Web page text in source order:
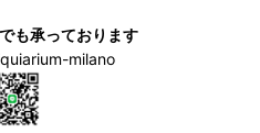
も承っております
milano